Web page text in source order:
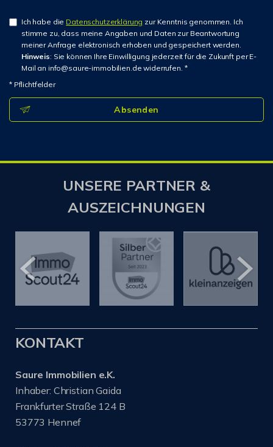
Ich habe die Datenschutzerklärung zur Kenntnis genommen. Ich
stimme zu, dass meine Angaben und Daten zur Beantwortung
meiner Anfrage elektronisch erhoben und gespeichert werden.
Hinweis: Sie können Ihre Einwilligung jederzeit für die Zukunft per E-
Mail an info@saure-immobilien.de widerrufen. *
* Pflichtfelder
Absenden
UNSERE PARTNER &
AUSZEICHNUNGEN
KONTAKT
Saure Immobilien e.K.
Inhaber: Christian Gaida
Frankfurter Straße 124 B
53773 Hennef